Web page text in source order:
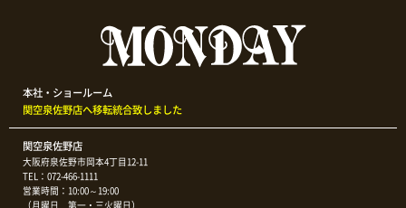
本社・ショールーム
関空泉佐野店へ移転統合致しました
関空泉佐野店
大阪府泉佐野市岡本4丁目12-11
TEL：072-466-1111
営業時間：10:00～19:00
（月曜日 第一・三火曜日）